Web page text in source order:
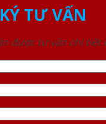
TƯ VẤN
được tư vấn chi tiết